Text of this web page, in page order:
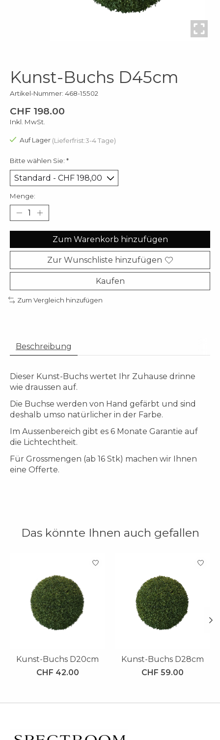
Kunst-Buchs D45cm
Artikel-Nummer: 468-15502
CHF 198.00
Inkl. MwSt.
Auf Lager (Lieferfrist:3-4 Tage)
Bitte wählen Sie: *
Menge:
Zum Warenkorb hinzufügen
Zur Wunschliste hinzufügen
Kaufen
Zum Vergleich hinzufügen
Beschreibung
Dieser Kunst-Buchs wertet Ihr Zuhause drinne
wie draussen auf.
Die Buchse werden von Hand gefärbt und sind
deshalb umso natürlicher in der Farbe.
Im Aussenbereich gibt es 6 Monate Garantie auf
die Lichtechtheit.
Für Grossmengen (ab 16 Stk) machen wir Ihnen
eine Offerte.
Das könnte Ihnen auch gefallen
Produkt-Karussell-Artikel
Kunst-Buchs D20cm
CHF 42.00
Kunst-Buchs D28cm
CHF 59.00